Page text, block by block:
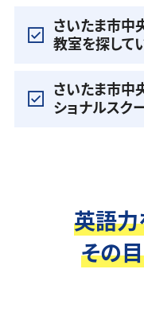
さいたま市中
教室を探して
さいたま市中
ショナルスク
英語
その